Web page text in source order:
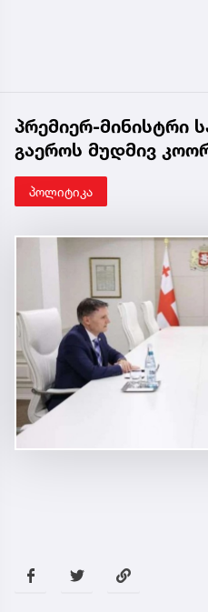
პრემიერ-მინისტრი
გაეროს მუდმივ
პოლიტიკა